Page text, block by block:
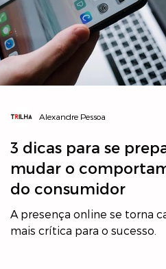
3 dicas para se
mudar o
do consumidor
A presença online se torna
mais crítica para o sucesso.
Alexandre Pessoa